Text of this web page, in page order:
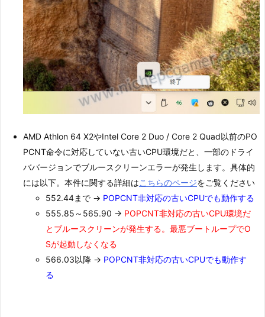
AMD Athlon 64 X2やIntel Core 2 Duo / Core 2 Quad以前のPO
PCNT命令に対応していない古いCPU環境だと、一部のドライ
ババージョンでブルースクリーンエラーが発生します。具体的
には以下。本件に関する詳細はこちらのページをご覧ください
552.44まで → POPCNT非対応の古いCPUでも動作する
555.85～565.90 → POPCNT非対応の古いCPU環境だ
とブルースクリーンが発生する。最悪ブートループでO
Sが起動しなくなる
566.03以降 → POPCNT非対応の古いCPUでも動作す
る